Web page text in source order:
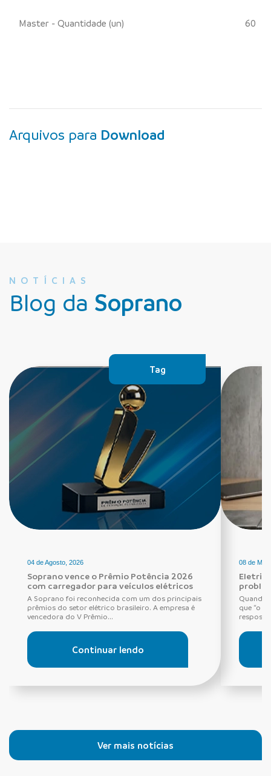
Master - Quantidade (un) 60
Arquivos para Download
NOTÍCIAS
Blog da Soprano
Tag
04 de Agosto, 2026
Soprano vence o Prêmio Potência 2026
com carregador para veículos elétricos
A Soprano foi reconhecida com um dos principais
prêmios do setor elétrico brasileiro. A empresa é
vencedora do V Prêmio...
Continuar lendo
08 de
Quando
que “o
resposta
Ver mais notícias